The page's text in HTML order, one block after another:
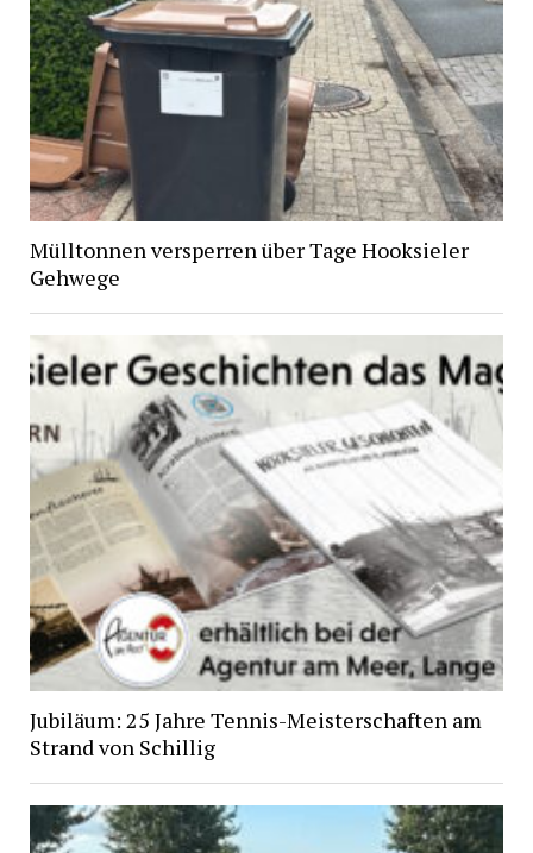
Mülltonnen versperren über Tage Hooksieler
Gehwege
Jubiläum: 25 Jahre Tennis-Meisterschaften am
Strand von Schillig